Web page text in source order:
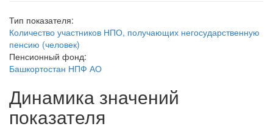
Тип показателя:
Количество участников НПО, получающих негосударственную
пенсию (человек)
Пенсионный фонд:
Башкортостан НПФ АО
Динамика значений
показателя